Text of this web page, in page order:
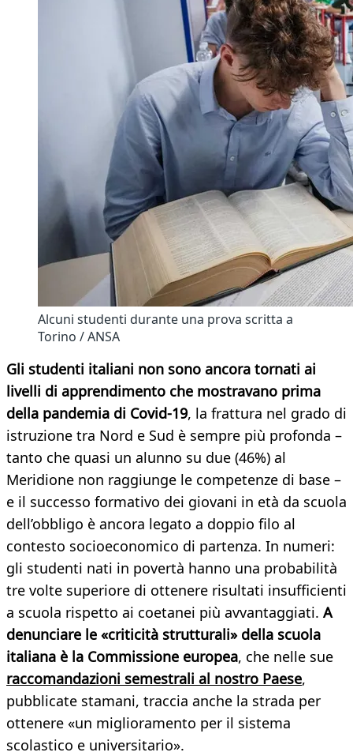
Alcuni studenti durante una prova scritta a
Torino / ANSA
Gli studenti italiani non sono ancora tornati ai
livelli di apprendimento che mostravano prima
della pandemia di Covid-19, la frattura nel grado di
istruzione tra Nord e Sud è sempre più profonda –
tanto che quasi un alunno su due (46%) al
Meridione non raggiunge le competenze di base –
e il successo formativo dei giovani in età da scuola
dell’obbligo è ancora legato a doppio filo al
contesto socioeconomico di partenza. In numeri:
gli studenti nati in povertà hanno una probabilità
tre volte superiore di ottenere risultati insufficienti
a scuola rispetto ai coetanei più avvantaggiati. A
denunciare le «criticità strutturali» della scuola
italiana è la Commissione europea, che nelle sue
raccomandazioni semestrali al nostro Paese,
pubblicate stamani, traccia anche la strada per
ottenere «un miglioramento per il sistema
scolastico e universitario».